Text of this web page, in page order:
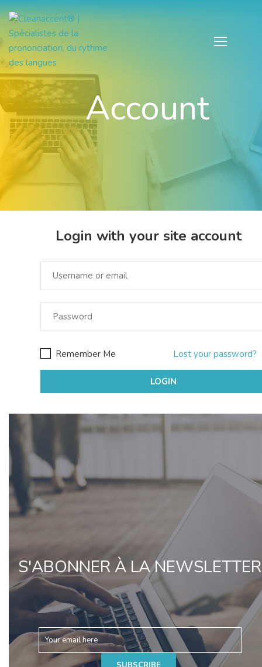
Account
Login with your site account
Lost your password?
Remember Me
S'ABONNER À LA NEWSLETTER